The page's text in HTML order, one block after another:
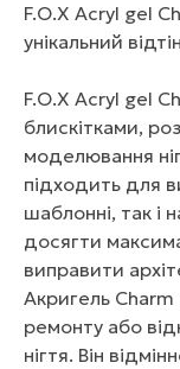
F.O.X Acryl gel
унікальний
F.O.X Acryl gel
блискітками,
моделювання
підходить для
шаблонні, так і
досягти
виправити
Акригель
ремонту або
нігтя. Він